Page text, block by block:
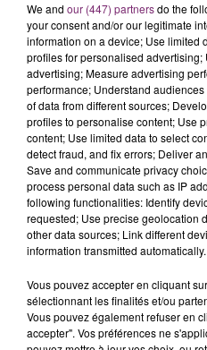
We and our (447) partnersdo the
your consent and/or our legitimate
information on a device; Use limited
profiles for personalised
advertising; Measure advertising
performance; Understand
of data from different sources;
profiles to personalise content; Use
content; Use limited data to select
detect fraud, and fix errors; Deliver
Save and communicate privacy
process personal data such as IP
following functionalities: Identify
requested; Use precise geolocation
other data sources; Link different
information transmitted automatically.
Vous pouvez accepter en cliquant
sélectionnant les finalités et/ou
Vous pouvez également refuser en
accepter". Vos préférences ne